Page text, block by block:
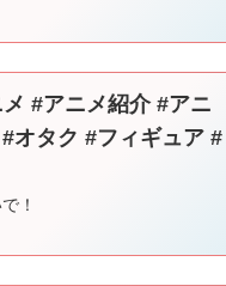
#アニメ紹介 #アニ
オタク #フィギュア #
！